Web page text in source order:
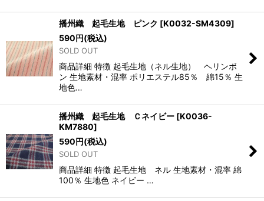
播州織 起毛生地 ピンク [K0032-SM4309]
590円(税込)
SOLD OUT
商品詳細 特徴 起毛生地（ネル生地） ヘリンボ
ン 生地素材・混率 ポリエステル85％ 綿15％ 生
地色…
播州織 起毛生地 Ｃネイビー [K0036-
KM7880]
590円(税込)
SOLD OUT
商品詳細 特徴 起毛生地 ネル 生地素材・混率 綿
100％ 生地色 ネイビー …